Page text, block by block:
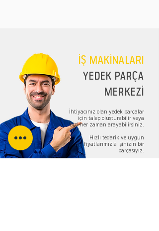
İŞ MAKİNALARI
YEDEK PARÇA
MERKEZİ
İhtiyacınız olan yedek parçalar
için talep oluşturabilir veya
bizi her zaman arayabilirsiniz.
Hızlı tedarik ve uygun
fiyatlarımızla işinizin bir
parçasıyız.